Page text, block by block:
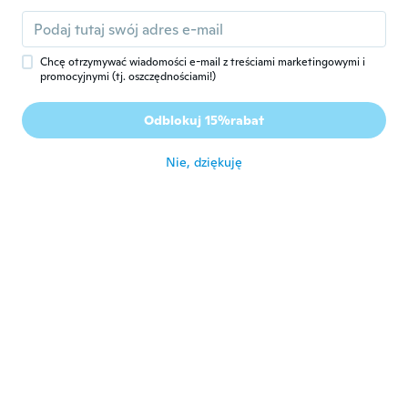
필 필구
Rok dołączenia 2020 · 14 opinie
Markus
Rok dołączenia 2019 · 15 opinie
Chcę otrzymywać wiadomości e-mail z treściami marketingowymi i
promocyjnymi (tj. oszczędnościami!)
Odblokuj 15%rabat
Nie, dziękuję